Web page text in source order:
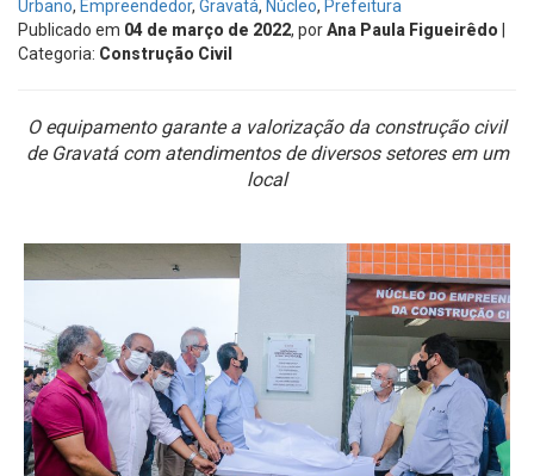
Urbano, Empreendedor, Gravatá, Núcleo, Prefeitura
Publicado em 04 de março de 2022, porAna Paula Figueirêdo
Categoria: Construção Civil
O equipamento garante a valorização da construção civil
de Gravatá com atendimentos de diversos setores em um
local